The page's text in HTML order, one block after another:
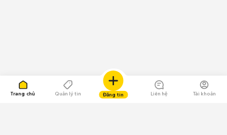
Trang chủ Quản lý tin Đăng tin Liên hệ Tài khoản